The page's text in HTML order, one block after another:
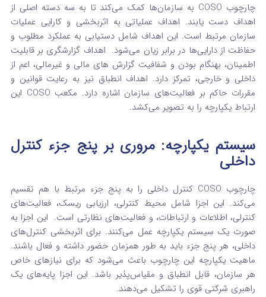
چارچوب COSO به سازمان‌ها کمک می‌کند تا به سه دسته اصلی از
اهداف دست یابند. اهداف عملیاتی به اثربخشی و کارایی عملیات
سازمان مرتبط است. این اهداف شامل دستیابی به عملکرد مطلوب و
حفاظت از دارایی‌ها در برابر زیان می‌شود. اهداف گزارشگری بر قابلیت
اطمینان، بهنگام بودن و شفافیت گزارش‌ های مالی و غیرمالی، اعم از
داخلی و خارجی، تمرکز دارد. اهداف انطباق نیز به رعایت قوانین و
مقررات حاکم بر فعالیت‌های سازمان اشاره دارد.
مکعب COSO این
ارتباط یکپارچه را به تصویر می‌کشد.
سیستم یکپارچه: مروری بر پنج جزء کنترل
داخلی
چارچوب COSO کنترل داخلی را به پنج جزء مرتبط با هم تقسیم
می‌کند. این اجزا شامل محیط کنترلی، ارزیابی ریسک، فعالیت‌های
کنترلی، اطلاعات و ارتباطات، و فعالیت‌های نظارتی است. این اجزا به
صورت یک سیستم یکپارچه عمل می‌کنند. برای اثربخشی کنترل‌های
داخلی، هر پنج جزء باید به طور همزمان حضور داشته و فعال باشند.
ماهیت یکپارچه این چارچوب باعث می‌شود که برای نیازهای خاص
هر سازمان، قابل انطباق و مقیاس‌پذیر باشد. این اجزا پایه‌های یک
راهبری شرکتی قوی را تشکیل می‌دهند.